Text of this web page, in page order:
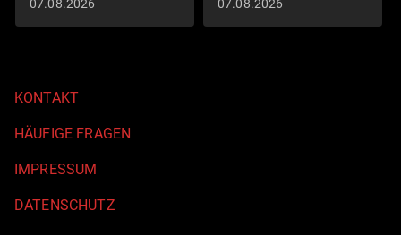
07.08.2026
Fußball: 2. Liga
07.08.2026
KONTAKT
HÄUFIGE FRAGEN
IMPRESSUM
DATENSCHUTZ